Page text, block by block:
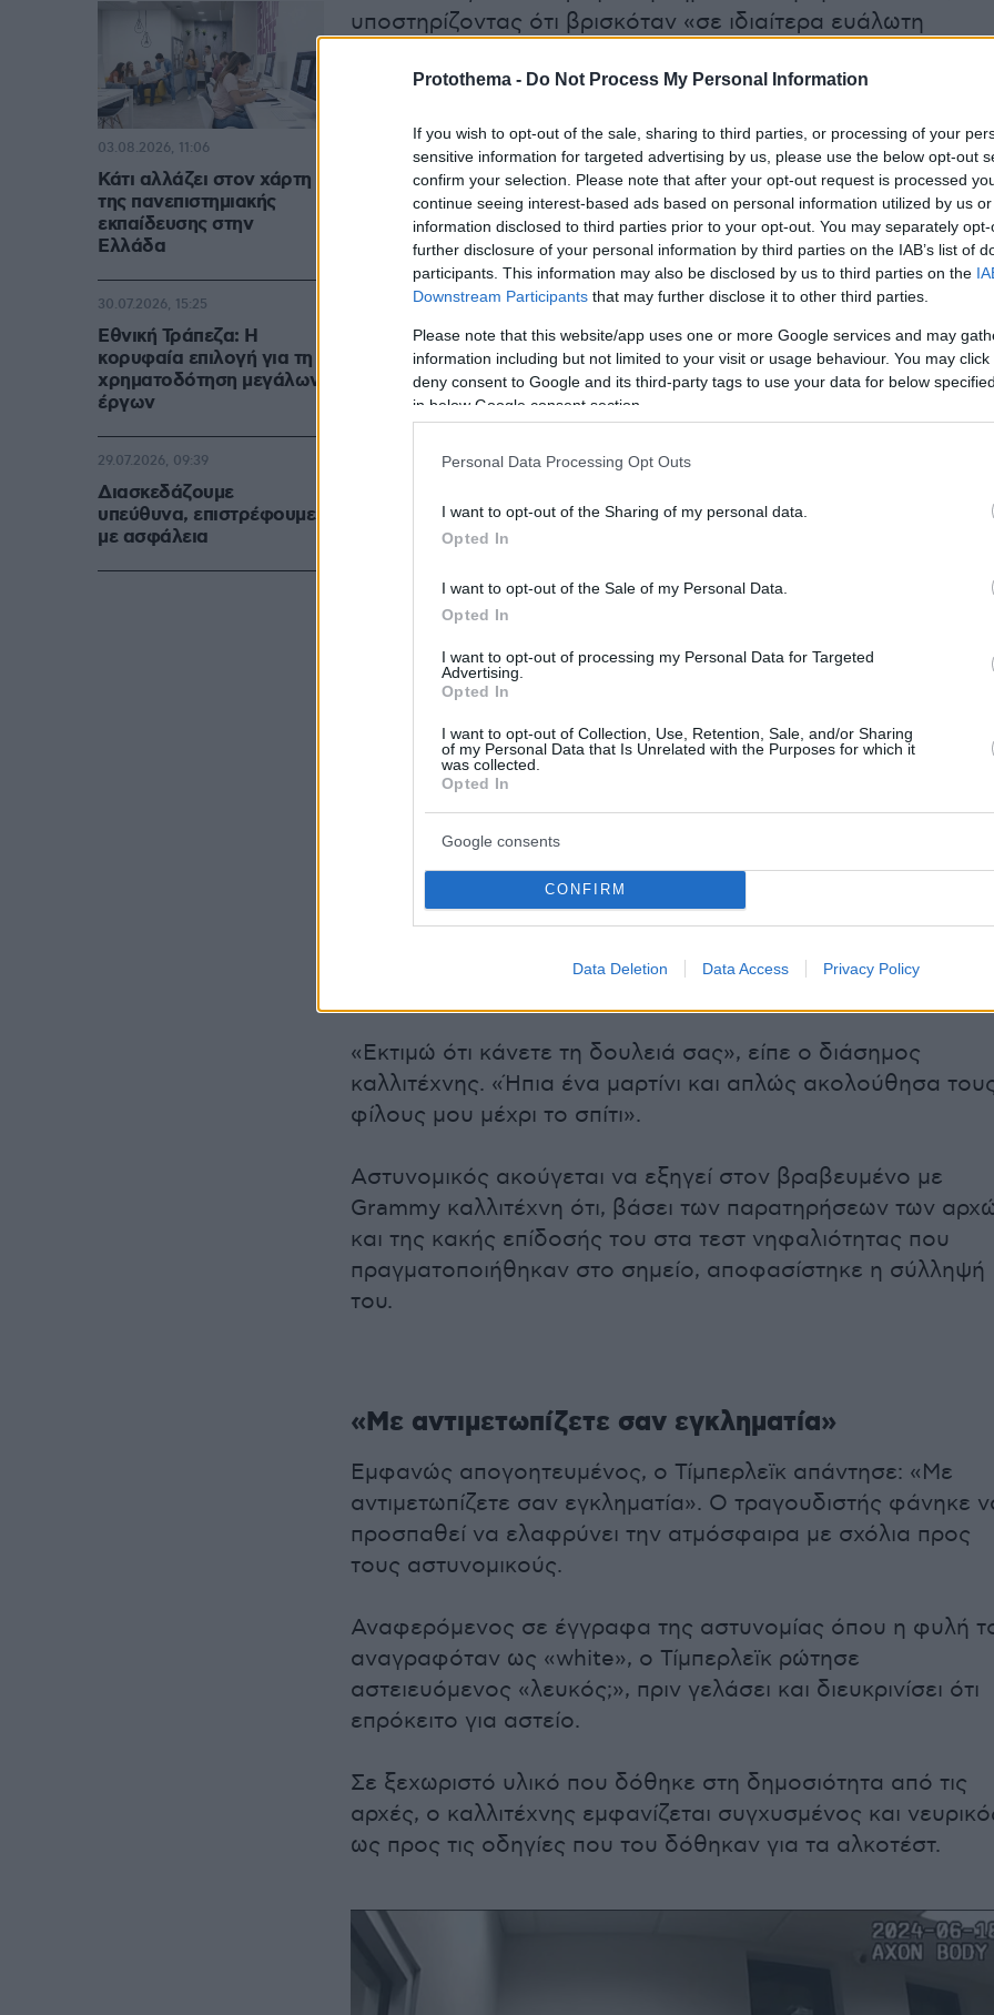
Protothema - Do Not Process My Personal Information
If you wish to opt-out of the sale, sharing to third parties, or processing of your
sensitive information for targeted advertising by us, please use the below opt-out
confirm your selection. Please note that after your opt-out request is processed
continue seeing interest-based ads based on personal information utilized by us
information disclosed to third parties prior to your opt-out. You may separately
further disclosure of your personal information by third parties on the IAB’s list of
participants. This information may also be disclosed by us to third parties on the
Downstream Participants that may further disclose it to other third parties.
Please note that this website/app uses one or more Google services and may
information including but not limited to your visit or usage behaviour. You may
deny consent to Google and its third-party tags to use your data for below
in below Google consent section.
Personal Data Processing Opt Outs
I want to opt-out of the Sharing of my personal data.
Opted In
I want to opt-out of the Sale of my Personal Data.
Opted In
I want to opt-out of processing my Personal Data for Targeted
Advertising.
Opted In
I want to opt-out of Collection, Use, Retention, Sale, and/or Sharing
of my Personal Data that Is Unrelated with the Purposes for which it
was collected.
Opted In
Google consents
CONFIRM
Data Deletion Data Access Privacy Policy
υποστηρίζοντας ότι βρισκόταν «σε ιδιαίτερα ευάλωτη
δρόμο».
Στο βίντεο, ο 45χρονος τραγουδιστής εμφανίζεται να φορά
χειροπέδες στο αστυνομικό τμήμα, προσπαθώντας να
διατηρήσει ευγενική στάση απέναντι στους αστυνομικούς,
ενώ ταυτόχρονα επιχειρούσε να υποβαθμίσει την ποσότητα
«Εκτιμώ ότι κάνετε τη δουλειά σας», είπε ο διάσημος
καλλιτέχνης. «Ήπια ένα μαρτίνι και απλώς ακολούθησα
φίλους μου μέχρι το σπίτι».
Αστυνομικός ακούγεται να εξηγεί στον βραβευμένο με
Grammy καλλιτέχνη ότι, βάσει των παρατηρήσεων των
και της κακής επίδοσής του στα τεστ νηφαλιότητας που
πραγματοποιήθηκαν στο σημείο, αποφασίστηκε η σύλληψή
του.
«Με αντιμετωπίζετε σαν εγκληματία»
Εμφανώς απογοητευμένος, ο Τίμπερλεϊκ απάντησε: «Με
αντιμετωπίζετε σαν εγκληματία». Ο τραγουδιστής φάνηκε
προσπαθεί να ελαφρύνει την ατμόσφαιρα με σχόλια προς
τους αστυνομικούς.
Αναφερόμενος σε έγγραφα της αστυνομίας όπου η φυλή
αναγραφόταν ως «white», ο Τίμπερλεϊκ ρώτησε
αστειευόμενος «λευκός;», πριν γελάσει και διευκρινίσει ότι
επρόκειτο για αστείο.
Σε ξεχωριστό υλικό που δόθηκε στη δημοσιότητα από τις
αρχές, ο καλλιτέχνης εμφανίζεται συγχυσμένος και
ως προς τις οδηγίες που του δόθηκαν για τα αλκοτέστ.
Κάτι αλλάζει στον χάρτη
της πανεπιστημιακής
εκπαίδευσης στην
Ελλάδα
03.08.2026, 11:06
Εθνική Τράπεζα: Η
κορυφαία επιλογή για τη
χρηματοδότηση μεγάλων
έργων
30.07.2026, 15:25
Διασκεδάζουμε
υπεύθυνα, επιστρέφουμε
με ασφάλεια
29.07.2026, 09:39